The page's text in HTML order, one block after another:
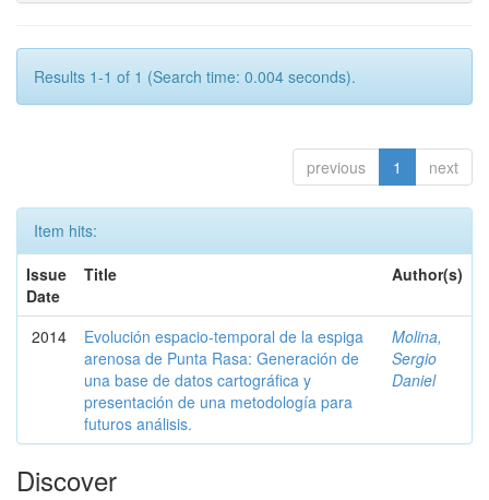
Results 1-1 of 1 (Search time: 0.004 seconds).
previous 1 next
Item hits:
Issue
Date
Title Author(s)
2014
Evolución espacio-temporal de la espiga
arenosa de Punta Rasa: Generación de
una base de datos cartográfica y
presentación de una metodología para
futuros análisis.
Molina,
Sergio
Daniel
Discover